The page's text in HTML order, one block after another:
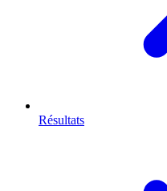
Résultats